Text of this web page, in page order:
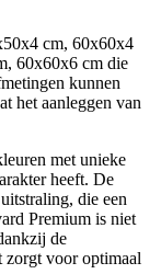
cm, 60x60x4
60x60x6 cm die
kunnen
het aanleggen van
met unieke
heeft. De
die een
Premium is niet
de
zorgt voor optimaal